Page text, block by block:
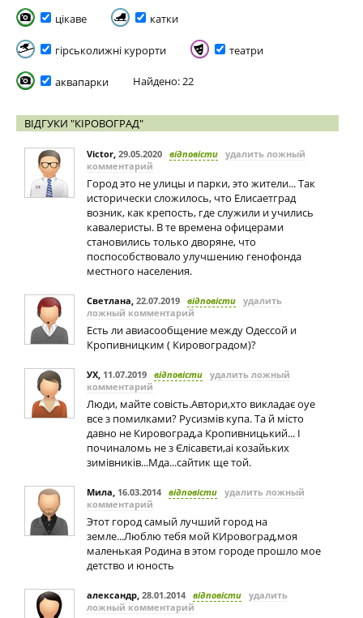
цікаве катки
гірськолижні курорти театри
аквапарки Найдено: 22
ВІДГУКИ "КІРОВОГРАД"
Victor, 29.05.2020 відповісти удалить ложный
комментарий
Город это не улицы и парки, это жители... Так
исторически сложилось, что Елисаетград
возник, как крепость, где служили и учились
кавалеристы. В те времена офицерами
становились только дворяне, что
поспособствовало улучшению генофонда
местного населения.
Светлана, 22.07.2019 відповісти удалить
ложный комментарий
Есть ли авиасообщение между Одессой и
Кропивницким ( Кировоградом)?
УХ, 11.07.2019 відповісти удалить ложный
комментарий
Люди, майте совість.Автори,хто викладає оуе
все з помилками? Русизмів купа. Та й місто
давно не Кировоград,а Кропивницький... І
починаломь не з Єлісавєти,аi козайьких
зимівників...Мда...сайтик ще той.
Мила, 16.03.2014 відповісти удалить ложный
комментарий
Этот город самый лучший город на
земле...Люблю тебя мой КИровоград,моя
маленькая Родина в этом городе прошло мое
детство и юность
александр, 28.01.2014 відповісти удалить
ложный комментарий